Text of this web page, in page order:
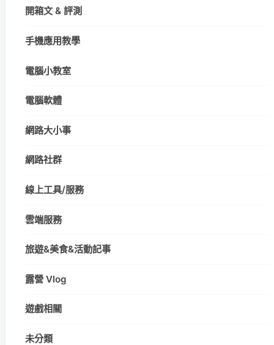
開箱文 & 評測
手機應用教學
電腦小教室
電腦軟體
網路大小事
網路社群
線上工具/服務
雲端服務
旅遊&美食&活動記事
露營 Vlog
遊戲相關
未分類